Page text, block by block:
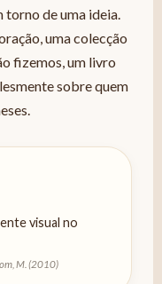
de uma ideia.
uma colecção
fizemos, um livro
sobre quem
visual no
M. (2010)